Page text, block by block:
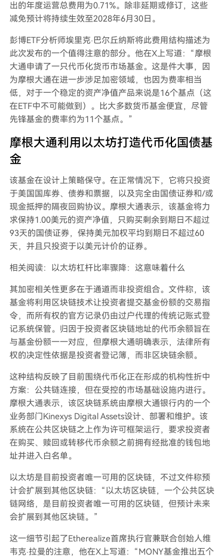
出的年度运营总费用为0.71%。除非延期或修订，这些
减免预计将持续生效至2028年6月30日。
彭博ETF分析师埃里克·巴尔丘纳斯将此费用结构描述为
此次发布的一个值得注意的部分。他在X上写道：“摩根
大通申请了一只代币化货币市场基金。这是件大事，因
为摩根大通在进一步涉足加密领域，也因为费率相当
低，对于一个稳定的资产净值产品来说是16个基点（这
在ETF中不可能做到）。比大多数货币基金便宜，尽管
先锋基金的费率约为11个基点。”
摩根大通利用以太坊打造代币化国债基
金
该基金在设计上策略保守。在正常情况下，它将只投资
于美国国库券、债券和票据，以及完全由国债证券和/或
现金抵押的隔夜回购协议。摩根大通表示，该基金将力
求保持1.00美元的资产净值，只购买剩余到期日不超过
93天的国债证券，保持美元加权平均到期日不超过60
天，并且只投资于以美元计价的证券。
相关阅读：以太坊杠杆比率骤降：这意味着什么
其加密相关性更多在于通道而非投资组合。文件称，该
基金将利用区块链技术让投资者提交基金份额的交易指
令，而所有权的官方记录仍由过户代理的传统记账式登
记系统保管。归因于投资者区块链地址的代币余额旨在
与基金份额一一对应，但摩根大通明确表示，法律所有
权的决定性依据是投资者登记簿，而非区块链余额。
这种结构反映了目前围绕代币化正在形成的机构性折中
方案：公共链连接，但在受控的市场基础设施内进行。
摩根大通表示，该区块链系统由摩根大通银行内的一个
业务部门Kinexys Digital Assets设计、部署和维护。该
系统在公共区块链之上作为许可框架运行，要求投资者
在购买、赎回或转移代币余额之前拥有经批准的钱包地
址并进入白名单。
以太坊是目前投资者唯一可用的区块链，不过文件称预
计会扩展到其他区块链：“以太坊区块链，一个公共区块
链网络，是目前投资者唯一可用的区块链，但预计未来
会扩展到其他区块链。”
这一细节引起了Etherealize首席执行官兼联合创始人维
韦克·拉曼的注意，他在X上写道：“MONY基金推出五个